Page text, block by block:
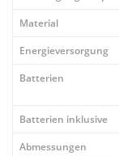
Material
Energieversorgung
Batterien
Batterien inklusive
Abmessungen